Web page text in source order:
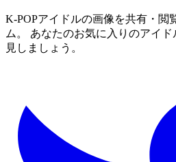
K-POPアイドルの画像を共有・閲
ム。 あなたのお気に入りのアイ
見しましょう。